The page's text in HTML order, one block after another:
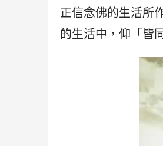
正信念佛的生活所
的生活中，仰「皆